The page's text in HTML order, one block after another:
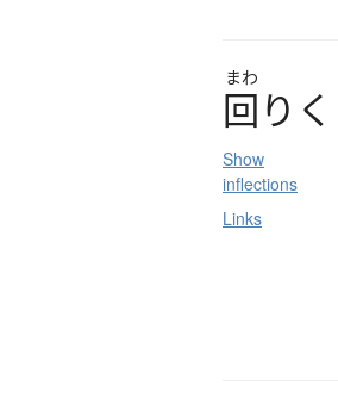
まわ
回り く
Show
inflections
Links